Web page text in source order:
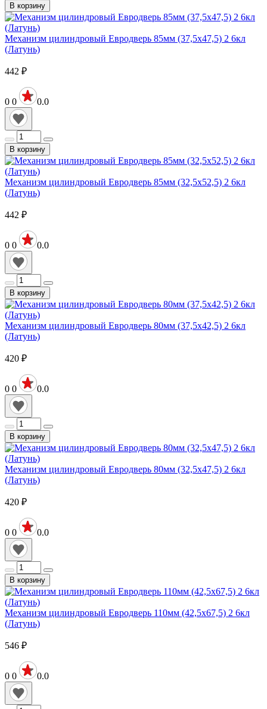
В корзину
Механизм цилиндровый Евродверь 85мм (37,5х47,5) 2 6кл
(Латунь)
442 ₽
0 0 0.0
В корзину
Механизм цилиндровый Евродверь 85мм (32,5х52,5) 2 6кл
(Латунь)
442 ₽
0 0 0.0
В корзину
Механизм цилиндровый Евродверь 80мм (37,5х42,5) 2 6кл
(Латунь)
420 ₽
0 0 0.0
В корзину
Механизм цилиндровый Евродверь 80мм (32,5х47,5) 2 6кл
(Латунь)
420 ₽
0 0 0.0
В корзину
Механизм цилиндровый Евродверь 110мм (42,5х67,5) 2 6кл
(Латунь)
546 ₽
0 0 0.0